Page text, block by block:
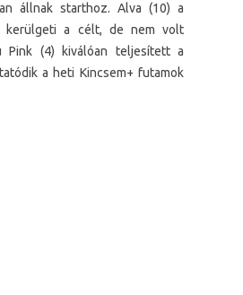
állnak starthoz. Alva (10) a
kerülgeti a célt, de nem volt
Pink (4) kiválóan teljesített a
a heti Kincsem+ futamok